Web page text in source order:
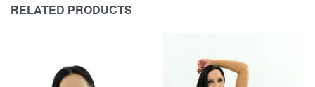
RELATED PRODUCTS